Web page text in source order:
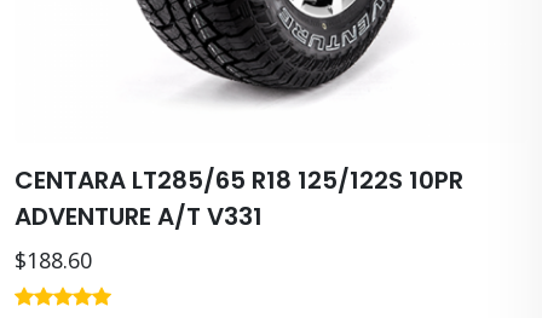
CENTARA LT285/65 R18 125/122S 10PR
ADVENTURE A/T V331
$188.60